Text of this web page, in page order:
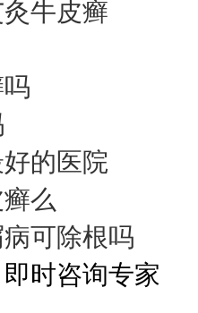
牛皮癣
的医院
么
可除根吗
时咨询专家